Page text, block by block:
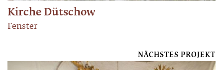
Kirche Dütschow
Fenster
NÄCHSTES PROJEKT